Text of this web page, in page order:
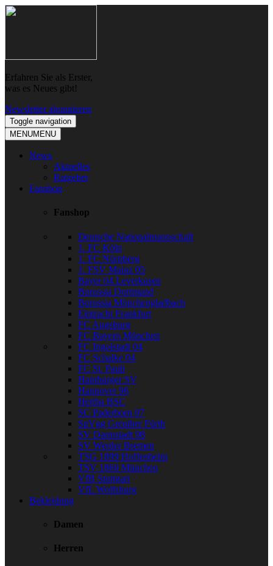
Skip
Skip
Erfahren Sie als Erster,
was es Neues gibt!
Newsletter abonnieren
Toggle navigation
MENUMENU
News
Aktuelles
Ratgeber
Fanshop
Fanshop
Deutsche Nationalmannschaft
1. FC Köln
1. FC Nürnberg
1. FSV Mainz 05
Bayer 04 Leverkusen
Borussia Dortmund
Borussia Mönchengladbach
Eintracht Frankfurt
FC Augsburg
FC Bayern München
FC Ingolstadt 04
FC Schalke 04
FC St. Pauli
Hamburger SV
Hannover 96
Hertha BSC
SC Paderborn 07
SpVgg Greuther Fürth
SV Darmstadt 98
SV Werder Bremen
TSG 1899 Hoffenheim
TSV 1860 München
VfB Stuttgart
VfL Wolfsburg
Bekleidung
Damen
Herren